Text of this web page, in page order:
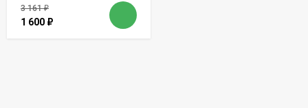
3 161₽
1 600 ₽